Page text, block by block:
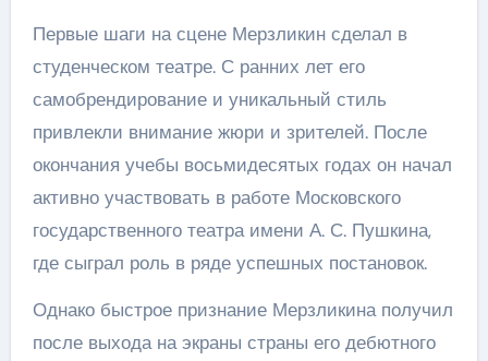
Первые шаги на сцене Мерзликин сделал в
студенческом театре. С ранних лет его
самобрендирование и уникальный стиль
привлекли внимание жюри и зрителей. После
окончания учебы восьмидесятых годах он начал
активно участвовать в работе Московского
государственного театра имени А. С. Пушкина,
где сыграл роль в ряде успешных постановок.
Однако быстрое признание Мерзликина получил
после выхода на экраны страны его дебютного